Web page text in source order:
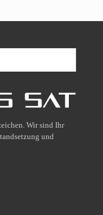
Wir sind Ihr
und